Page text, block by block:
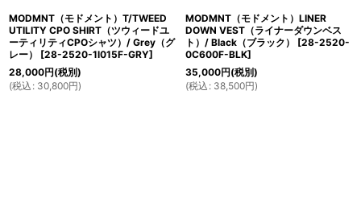
MODMNT（モドメント）T/TWEED
UTILITY CPO SHIRT（ツウィードユ
ーティリティCPOシャツ）/ Grey（グ
レー）
[28-2520-1l015F-GRY]
28,000円(税別)
(税込 : 30,800円)
MODMNT（モドメント）LINER
DOWN VEST（ライナーダウンベス
ト）/ Black（ブラック）
[28-2520-
0C600F-BLK]
35,000円(税別)
(税込 : 38,500円)